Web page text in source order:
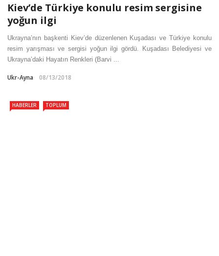
Kiev’de Türkiye konulu resim sergisine
yoğun ilgi
Ukrayna’nın başkenti Kiev’de düzenlenen Kuşadası ve Türkiye konulu
resim yarışması ve sergisi yoğun ilgi gördü. Kuşadası Belediyesi ve
Ukrayna’daki Hayatın Renkleri (Barvi ...
Ukr-Ayna 08/13/2018
HABERLER TOPLUM